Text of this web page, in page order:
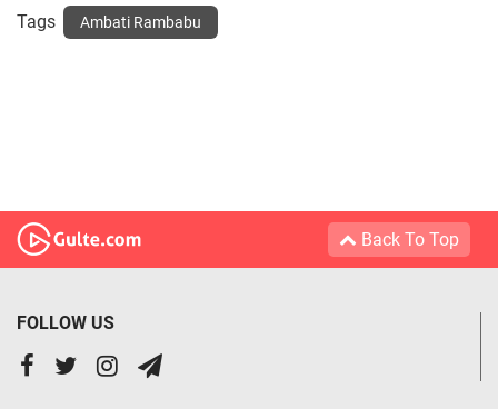
Tags Ambati Rambabu
Back To Top
FOLLOW US